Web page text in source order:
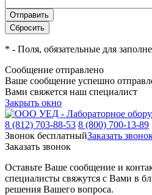
* - Поля, обязательные для
Сообщение отправлено
Ваше сообщение успешно
Вами свяжется наш специалист
Закрыть окно
8 (812) 703-88-53 8 (800) 700-13-89
Звонок бесплатныйЗаказать
Заказать звонок
Оставьте Ваше сообщение и
специалисты свяжутся с Вами в
решения Вашего вопроса.